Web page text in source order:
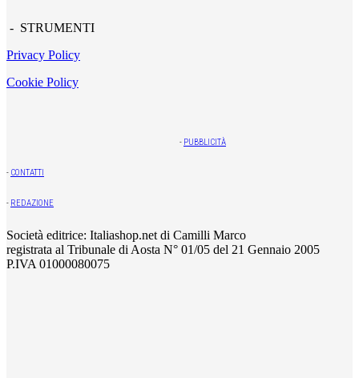
- STRUMENTI
Privacy Policy
Cookie Policy
- PUBBLICITÀ
- CONTATTI
- REDAZIONE
Società editrice: Italiashop.net di Camilli Marco
registrata al Tribunale di Aosta N° 01/05 del 21 Gennaio 2005
P.IVA 01000080075